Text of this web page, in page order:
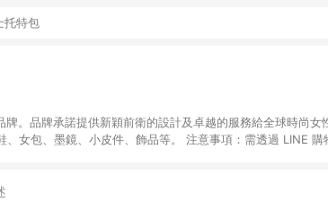
托特包
。品牌承諾提供新穎前衛的設計及卓越的服務給全球時尚女
女包、墨鏡、小皮件、飾品等。 注意事項：需透過 LINE 購